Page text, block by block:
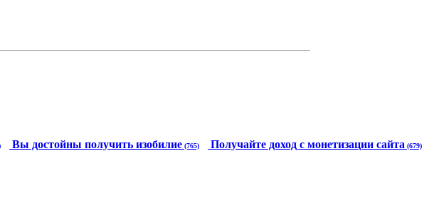
Вы достойны получить изобилие (765) Получайте доход с монетизации сайта (679)